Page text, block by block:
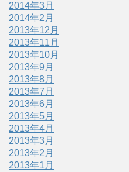
2014年3月
2014年2月
2013年12月
2013年11月
2013年10月
2013年9月
2013年8月
2013年7月
2013年6月
2013年5月
2013年4月
2013年3月
2013年2月
2013年1月